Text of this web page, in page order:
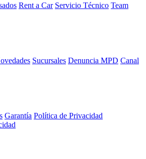
Rent a Car Servicio Técnico Team
Sucursales Denuncia MPD Canal
Garantía Política de Privacidad